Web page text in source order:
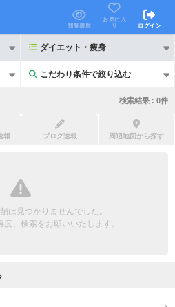
閲覧履歴
お気に入
り
ログイン
ダイエット・痩身
こだわり条件で絞り込む
こだわり条件で絞り込む
検索結果 : 0件
報 ブログ速報 周辺地図から探す
は見つかりませんでした。
、検索をお願いいたします。